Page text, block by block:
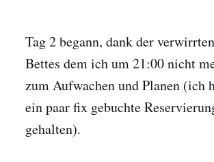
Tag 2 begann, dank der
Bettes dem ich um 21:00 nicht
zum Aufwachen und Planen (ich
ein paar fix gebuchte
gehalten).